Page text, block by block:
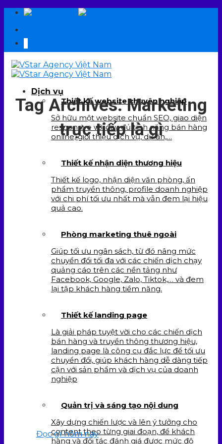
Skip
content
Dịch vụ
Thiết kế website chuyên nghiệp
Sở hữu một website chuẩn SEO, giao diện
responsive với đầy đủ tính năng bán hàng
online, giới thiệu dịch vụ, dự án,…
Thiết kế nhận diện thương hiệu
Thiết kế logo, nhận diện văn phòng, ấn
phẩm truyền thông, profile doanh nghiệp
với chi phí tối ưu nhất mà vẫn đem lại hiệu
quả cao.
Phòng marketing thuê ngoài
Giúp tối ưu ngân sách, từ đó nâng mức
chuyển đổi tối đa với các chiến dịch chạy
quảng cáo trên các nền tảng như
Facebook, Google, Zalo, Tiktok,… và đem
lại tập khách hàng tiềm năng.
Thiết kế landing page
Là giải pháp tuyệt vời cho các chiến dịch
bán hàng và truyền thông thương hiệu,
landing page là công cụ đắc lực để tối ưu
chuyển đổi, giúp khách hàng dễ dàng tiếp
cận với sản phẩm và dịch vụ của doanh
nghiệp
Quản trị và sáng tạo nội dung
Xây dựng chiến lược và lên ý tưởng cho
content theo từng giai đoạn, để khách
hàng và đối tác đánh giá được mức độ
Tag Archives:Marketing
trực tiếp là gì
Đọc gì hôm nay